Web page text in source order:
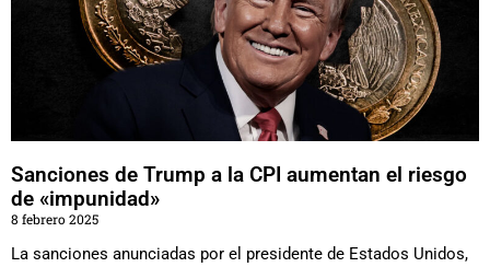
Sanciones de Trump a la CPI aumentan el riesgo
de «impunidad»
8 febrero 2025
La sanciones anunciadas por el presidente de Estados Unidos,